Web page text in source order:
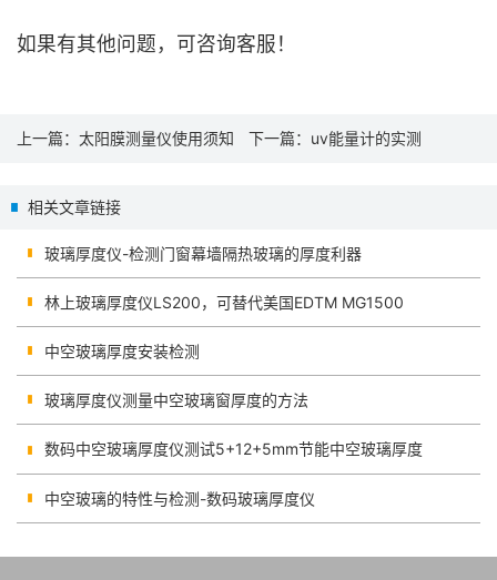
如果有其他问题，可咨询客服！
上一篇： 太阳膜测量仪使用须知 下一篇： uv能量计的实测
相关文章链接
玻璃厚度仪-检测门窗幕墙隔热玻璃的厚度利器
林上玻璃厚度仪LS200，可替代美国EDTM MG1500
中空玻璃厚度安装检测
玻璃厚度仪测量中空玻璃窗厚度的方法
数码中空玻璃厚度仪测试5+12+5mm节能中空玻璃厚度
中空玻璃的特性与检测-数码玻璃厚度仪